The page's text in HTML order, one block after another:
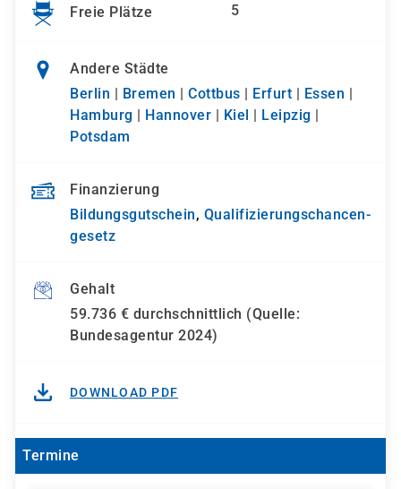
Freie Plätze 5
Andere Städte
Berlin
Bremen Cottbus Erfurt Essen
Hamburg
Hannover Kiel Leipzig
Potsdam
Finanzierung
Bildungsgutschein, Qualifizierungs­chancen­
gesetz
Gehalt
59.736 € durchschnittlich (Quelle:
Bundesagentur 2024)
DOWNLOAD PDF
Termine